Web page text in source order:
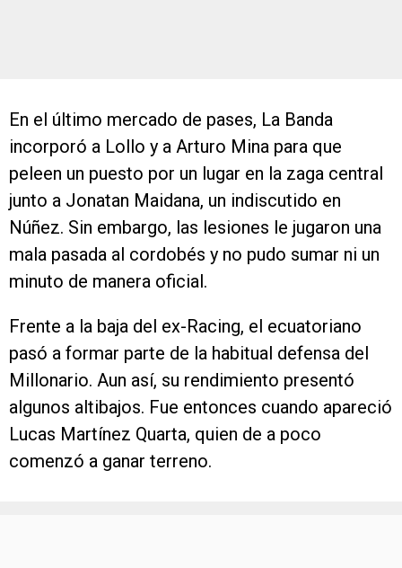
En el último mercado de pases, La Banda
incorporó a Lollo y a Arturo Mina para que
peleen un puesto por un lugar en la zaga central
junto a Jonatan Maidana, un indiscutido en
Núñez. Sin embargo, las lesiones le jugaron una
mala pasada al cordobés y no pudo sumar ni un
minuto de manera oficial.
Frente a la baja del ex-Racing, el ecuatoriano
pasó a formar parte de la habitual defensa del
Millonario. Aun así, su rendimiento presentó
algunos altibajos. Fue entonces cuando apareció
Lucas Martínez Quarta, quien de a poco
comenzó a ganar terreno.